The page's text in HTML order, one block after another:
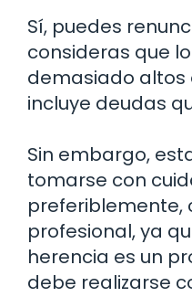
Sí, puedes
consideras que
demasiado altos
incluye deudas
Sin embargo,
tomarse con
preferiblemente,
profesional, ya
herencia es un
debe realizarse